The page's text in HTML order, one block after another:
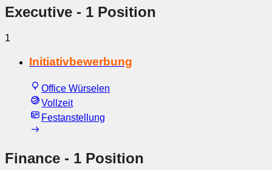
Executive - 1 Position
1
Initiativbewerbung
Office Würselen
Vollzeit
Festanstellung
Finance - 1 Position